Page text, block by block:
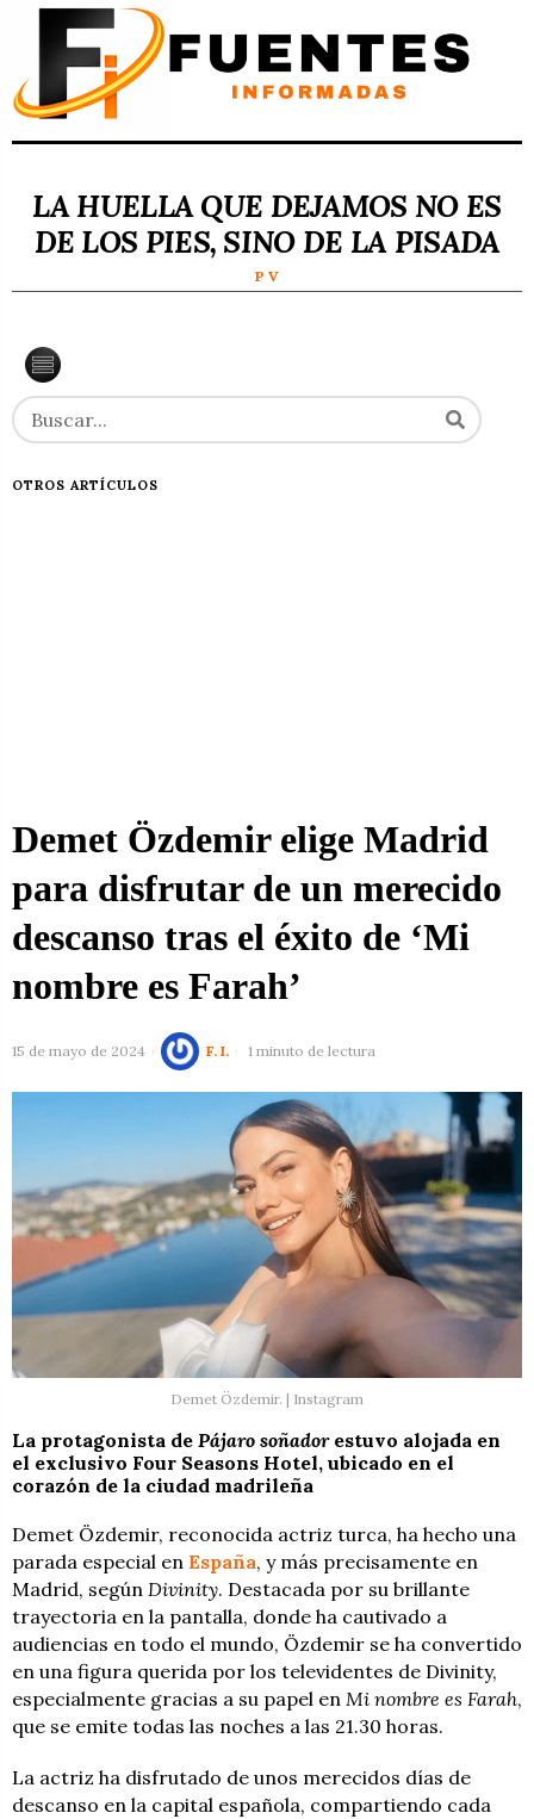
LA HUELLA QUE DEJAMOS NO ES
DE LOS PIES, SINO DE LA PISADA
P V
OTROS ARTÍCULOS
Demet Özdemir elige Madrid
para disfrutar de un merecido
descanso tras el éxito de ‘Mi
nombre es Farah’
15 de mayo de 2024 F. I. 1 minuto de lectura
Demet Özdemir. | Instagram
La protagonista de Pájaro soñadorestuvo alojada en
el exclusivo Four Seasons Hotel, ubicado en el
corazón de la ciudad madrileña
Demet Özdemir, reconocida actriz turca, ha hecho una
parada especial en España, y más precisamente en
Madrid, según Divinity. Destacada por su brillante
trayectoria en la pantalla, donde ha cautivado a
audiencias en todo el mundo, Özdemir se ha convertido
en una figura querida por los televidentes de Divinity,
especialmente gracias a su papel en Mi nombre es Farah,
que se emite todas las noches a las 21.30 horas.
La actriz ha disfrutado de unos merecidos días de
descanso en la capital española, compartiendo cada